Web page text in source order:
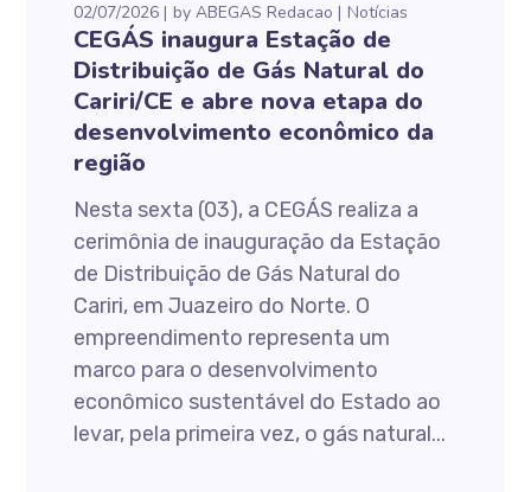
02/07/2026 byABEGAS Redacao Notícias
CEGÁS inaugura Estação de
Distribuição de Gás Natural do
Cariri/CE e abre nova etapa do
desenvolvimento econômico da
região
Nesta sexta (03), a CEGÁS realiza a
cerimônia de inauguração da Estação
de Distribuição de Gás Natural do
Cariri, em Juazeiro do Norte. O
empreendimento representa um
marco para o desenvolvimento
econômico sustentável do Estado ao
levar, pela primeira vez, o gás natural...